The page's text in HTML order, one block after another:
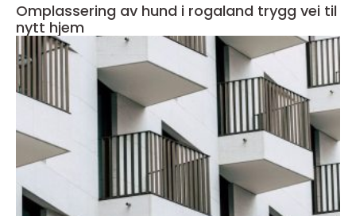
Omplassering av hund i rogaland trygg vei til
nytt hjem